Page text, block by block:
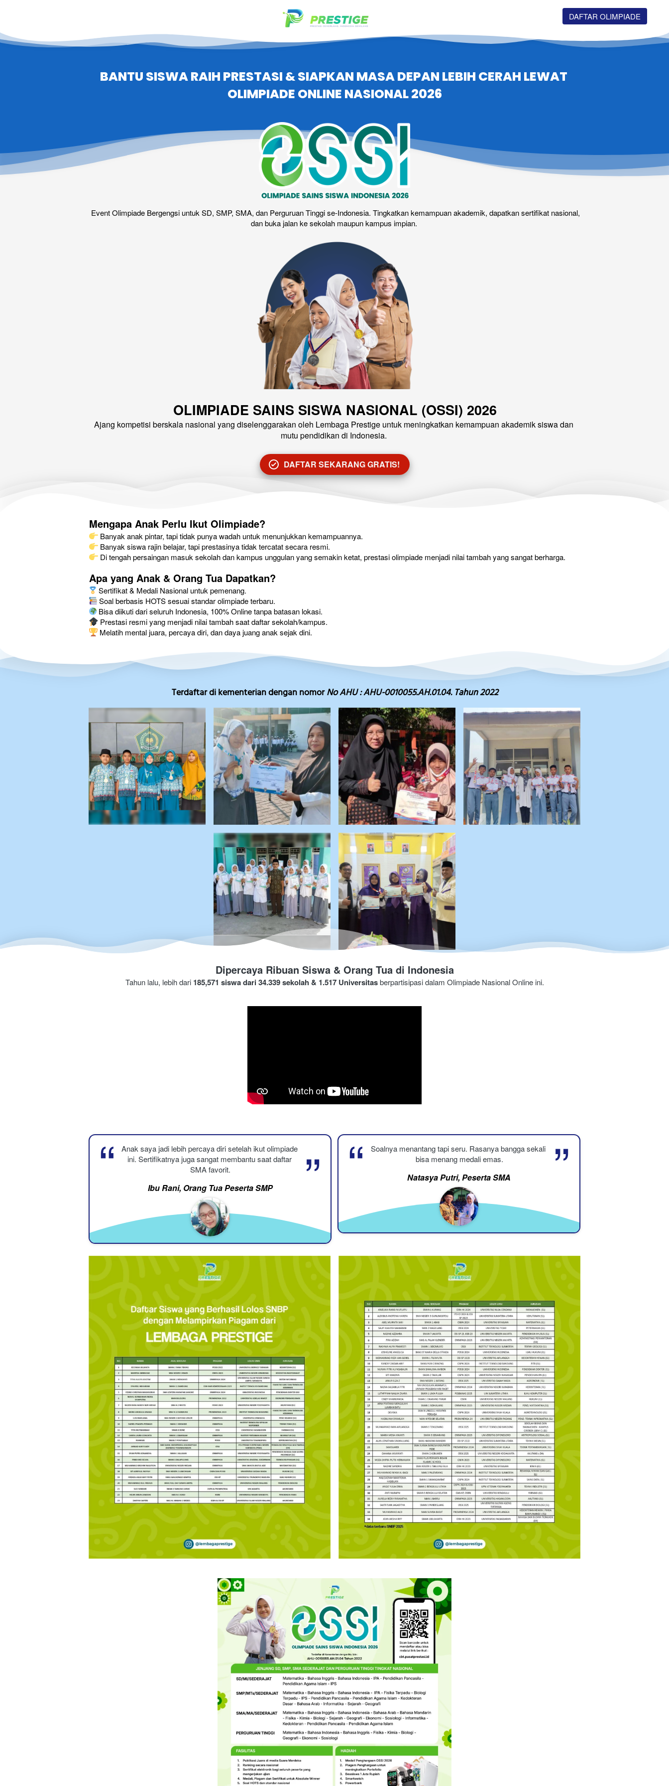
`DAFTAR OLIMPIADE
BANTU SISWA RAIH PRESTASI & SIAPKAN MASA DEPAN LEBIH CERAH LEWAT
OLIMPIADE ONLINE NASIONAL 2026
Event Olimpiade Bergengsi untuk SD, SMP, SMA, dan Perguruan Tinggi se-Indonesia. Tingkatkan kemampuan akademik, dapatkan sertifikat nasional,
dan buka jalan ke sekolah maupun kampus impian.
OLIMPIADE SAINS SISWA NASIONAL (OSSI) 2026
Ajang kompetisi berskala nasional yang diselenggarakan oleh Lembaga Prestige untuk meningkatkan kemampuan akademik siswa dan
mutu pendidikan di Indonesia.
` DAFTAR SEKARANG GRATIS!
Mengapa Anak Perlu Ikut Olimpiade?
Banyak anak pintar, tapi tidak punya wadah untuk menunjukkan kemampuannya.
Banyak siswa rajin belajar, tapi prestasinya tidak tercatat secara resmi.
Di tengah persaingan masuk sekolah dan kampus unggulan yang semakin ketat, prestasi olimpiade menjadi nilai tambah yang sangat berharga.
Apa yang Anak & Orang Tua Dapatkan?
Sertifikat & Medali Nasional untuk pemenang.
Soal berbasis HOTS sesuai standar olimpiade terbaru.
Bisa diikuti dari seluruh Indonesia, 100% Online tanpa batasan lokasi.
Prestasi resmi yang menjadi nilai tambah saat daftar sekolah/kampus.
Melatih mental juara, percaya diri, dan daya juang anak sejak dini.
Terdaftar di kementerian dengan nomor No AHU : AHU-0010055.AH.01.04. Tahun 2022
Dipercaya Ribuan Siswa & Orang Tua di Indonesia
Tahun lalu, lebih dari 185,571 siswa dari 34.339 sekolah & 1.517 Universitas berpartisipasi dalam Olimpiade Nasional Online ini.
“
Anak saya jadi lebih percaya diri setelah ikut olimpiade
ini. Sertifikatnya juga sangat membantu saat daftar
SMA favorit.
“
Ibu Rani, Orang Tua Peserta SMP “
Soalnya menantang tapi seru. Rasanya bangga sekali
bisa menang medali emas.
“
Natasya Putri, Peserta SMA